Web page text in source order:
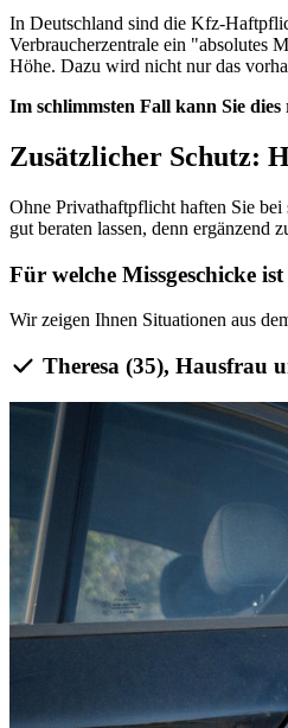
In Deutschland sind die Kfz-
Verbraucherzentrale ein "absolutes
Höhe. Dazu wird nicht nur das
Im schlimmsten Fall kann Sie
Zusätzlicher Schutz:
Ohne Privathaftpflicht haften Sie
gut beraten lassen, denn
Für welche Missgeschicke
Wir zeigen Ihnen Situationen aus
Theresa (35), Hausfrau